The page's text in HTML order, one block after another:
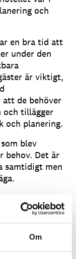
Om
och
en bra tid att
under den
är viktigt,
de behöver
och tillägger
och planering.
blev
behov. Det är
samtidigt men
att det
fått större
ett